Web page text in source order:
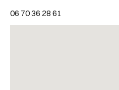
06 70 36 28 61